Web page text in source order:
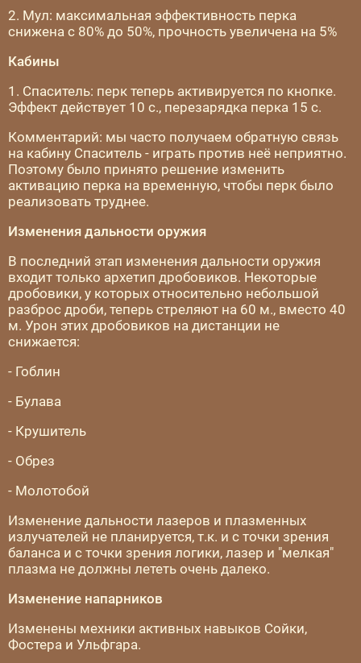
2. Мул: максимальная эффективность перка
снижена с 80% до 50%, прочность увеличена на 5%
Кабины
1. Спаситель: перк теперь активируется по кнопке.
Эффект действует 10 с., перезарядка перка 15 с.
Комментарий: мы часто получаем обратную связь
на кабину Спаситель - играть против неё неприятно.
Поэтому было принято решение изменить
активацию перка на временную, чтобы перк было
реализовать труднее.
Изменения дальности оружия
В последний этап изменения дальности оружия
входит только архетип дробовиков. Некоторые
дробовики, у которых относительно небольшой
разброс дроби, теперь стреляют на 60 м., вместо 40
м. Урон этих дробовиков на дистанции не
снижается:
- Гоблин
- Булава
- Крушитель
- Обрез
- Молотобой
Изменение дальности лазеров и плазменных
излучателей не планируется, т.к. и с точки зрения
баланса и с точки зрения логики, лазер и "мелкая"
плазма не должны лететь очень далеко.
Изменение напарников
Изменены мехники активных навыков Сойки,
Фостера и Ульфгара.